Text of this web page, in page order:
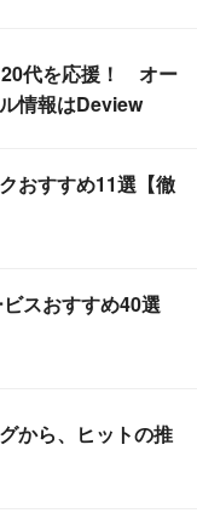
代を応援！ オー
情報はDeview
おすすめ11選【徹
スおすすめ40選
から、ヒットの推